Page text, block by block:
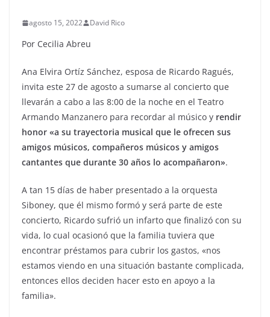
agosto 15, 2022 David Rico
Por Cecilia Abreu
Ana Elvira Ortíz Sánchez, esposa de Ricardo Ragués,
invita este 27 de agosto a sumarse al concierto que
llevarán a cabo a las 8:00 de la noche en el Teatro
Armando Manzanero para recordar al músico y rendir
honor «a su trayectoria musical que le ofrecen sus
amigos músicos, compañeros músicos y amigos
cantantes que durante 30 años lo acompañaron».
A tan 15 días de haber presentado a la orquesta
Siboney, que él mismo formó y será parte de este
concierto, Ricardo sufrió un infarto que finalizó con su
vida, lo cual ocasionó que la familia tuviera que
encontrar préstamos para cubrir los gastos, «nos
estamos viendo en una situación bastante complicada,
entonces ellos deciden hacer esto en apoyo a la
familia».